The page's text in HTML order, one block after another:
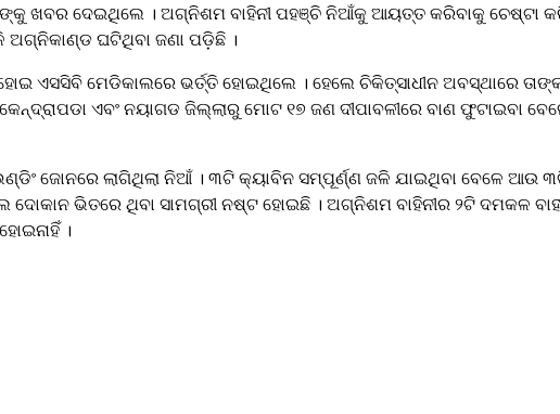
ଖବର ଦେଇଥିଲେ । ଅଗ୍ନିଶମ ବାହିନୀ ପହଞ୍ଚି ନିଆଁକୁ ଆୟତ୍ତ କରିବାକୁ ଚେଷ୍ଟା
ଘଟିଥିବା ଜଣା ପଡ଼ିଛି ।
ଏସସିବି ମେଡିକାଲରେ ଭର୍ତ୍ତି ହୋଇଥିଲେ । ହେଲେ ଚିକିତ୍ସାଧୀନ ଅବସ୍ଥାରେ
ଏବଂ ନୟାଗଡ ଜିଲ୍ଲାରୁ ମୋଟ ୧୭ ଜଣ ଦୀପାବଳୀରେ ବାଣ
ଜୋନରେ ଲାଗିଥିଲା ନିଆଁ । ୩ଟି କ୍ୟାବିନ ସମ୍ପୂର୍ଣ୍ଣ ଜଳି ଯାଇଥିବା ବେଳେ
ଭିତରେ ଥିବା ସାମଗ୍ରୀ ନଷ୍ଟ ହୋଇଛି । ଅଗ୍ନିଶମ ବାହିନୀର ୨ଟି ଦମକଳ
।